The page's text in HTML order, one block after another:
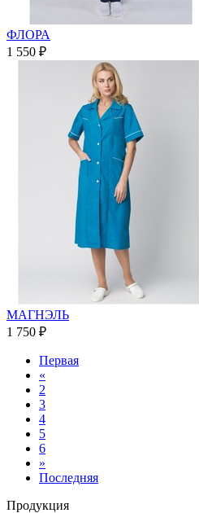
ФЛОРА
1 550 ₽
МАГНЭЛЬ
1 750 ₽
Первая
«
2
3
4
5
6
»
Последняя
Продукция